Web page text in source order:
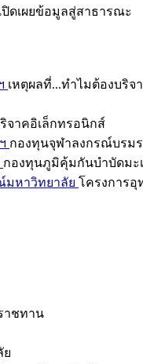
ปิดเผยข้อมูลสู่สาธารณะ
เหตุผลที่...ทำไมต้องบริจ
จาคอิเล็กทรอนิกส์
กองทุนจุฬาลงกรณ์บรม
กองทุนภูมิคุ้มกันบำบัดมะ
มหาวิทยาลัย โครงการอุ
าชทาน
ย